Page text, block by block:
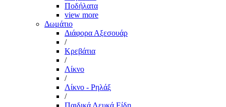
Ποδήλατα
view more
Δωμάτιο
Διάφορα Αξεσουάρ
/
Κρεβάτια
/
Λίκνο
/
Λίκνο - Ρηλάξ
/
Παιδικά Λευκά Είδη